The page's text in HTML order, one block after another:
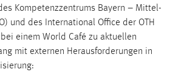
Kompetenzzentrums Bayern – Mittel-
und des International Office der OTH
einem World Café zu aktuellen
mit externen Herausforderungen in
MIBEW_UserID, mibew_locale, mibew-